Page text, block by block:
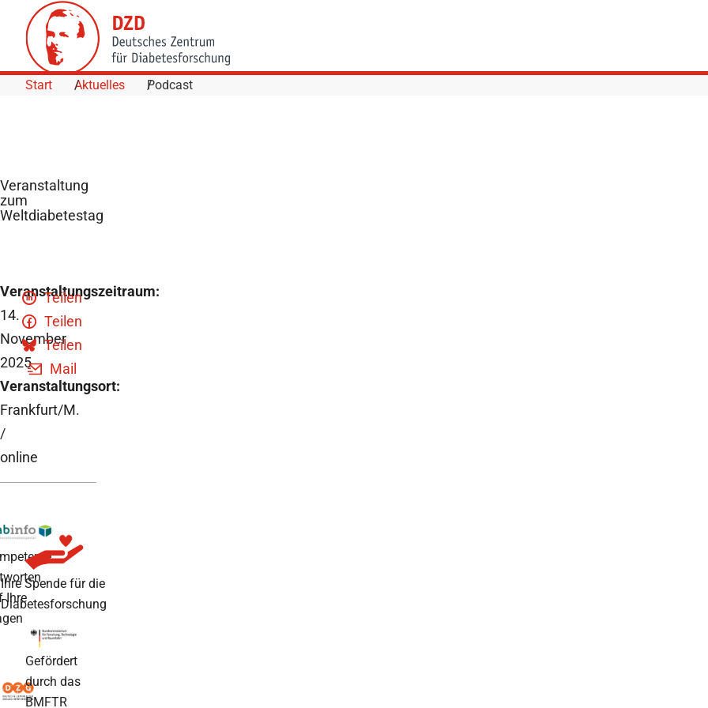
Skip to Content
Start Aktuelles Podcast
Veranstaltung
zum
Weltdiabetestag
Veranstaltungszeitraum:
14.
November
2025
Veranstaltungsort:
Frankfurt/M.
/
online
Teilen
Teilen
Teilen
Mail
Ihre
Ihre Spende für die
Diabetesforschung
Gefördert
durch das
BMFTR